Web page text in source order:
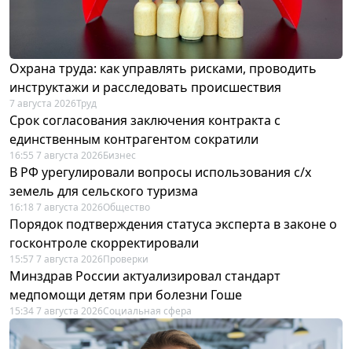
Охрана труда: как управлять рисками, проводить
инструктажи и расследовать происшествия
7 августа 2026Труд
Срок согласования заключения контракта с
единственным контрагентом сократили
16:55 7 августа 2026Бизнес
В РФ урегулировали вопросы использования с/х
земель для сельского туризма
16:18 7 августа 2026Общество
Порядок подтверждения статуса эксперта в законе о
госконтроле скорректировали
15:57 7 августа 2026Проверки
Минздрав России актуализировал стандарт
медпомощи детям при болезни Гоше
15:34 7 августа 2026Социальная сфера